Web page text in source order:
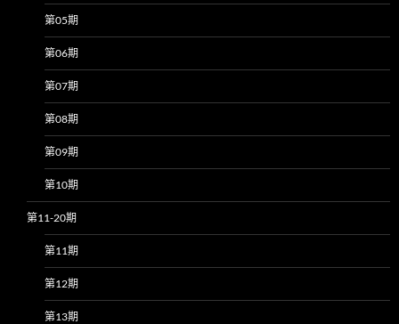
第05期
第06期
第07期
第08期
第09期
第10期
第11-20期
第11期
第12期
第13期